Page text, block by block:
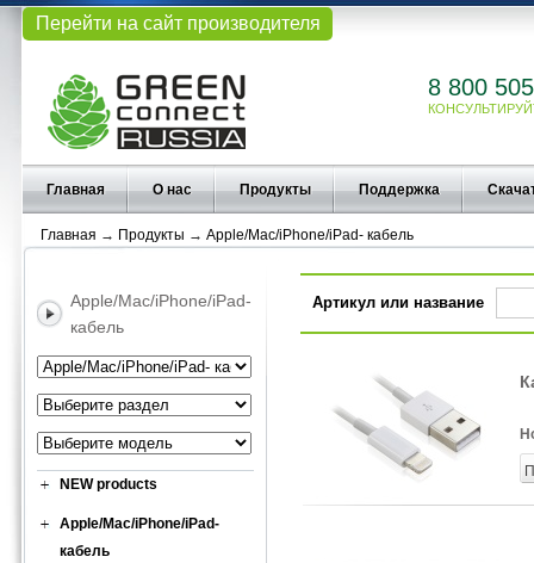
Перейти на сайт производителя
8 800
Главная О нас Продукты Поддержка
Главная → Продукты → Apple/Mac/iPhone/iPad- кабель
Apple/Mac/iPhone/iPad-
кабель
NEW products
Apple/Mac/iPhone/iPad-
кабель
Артикул или название